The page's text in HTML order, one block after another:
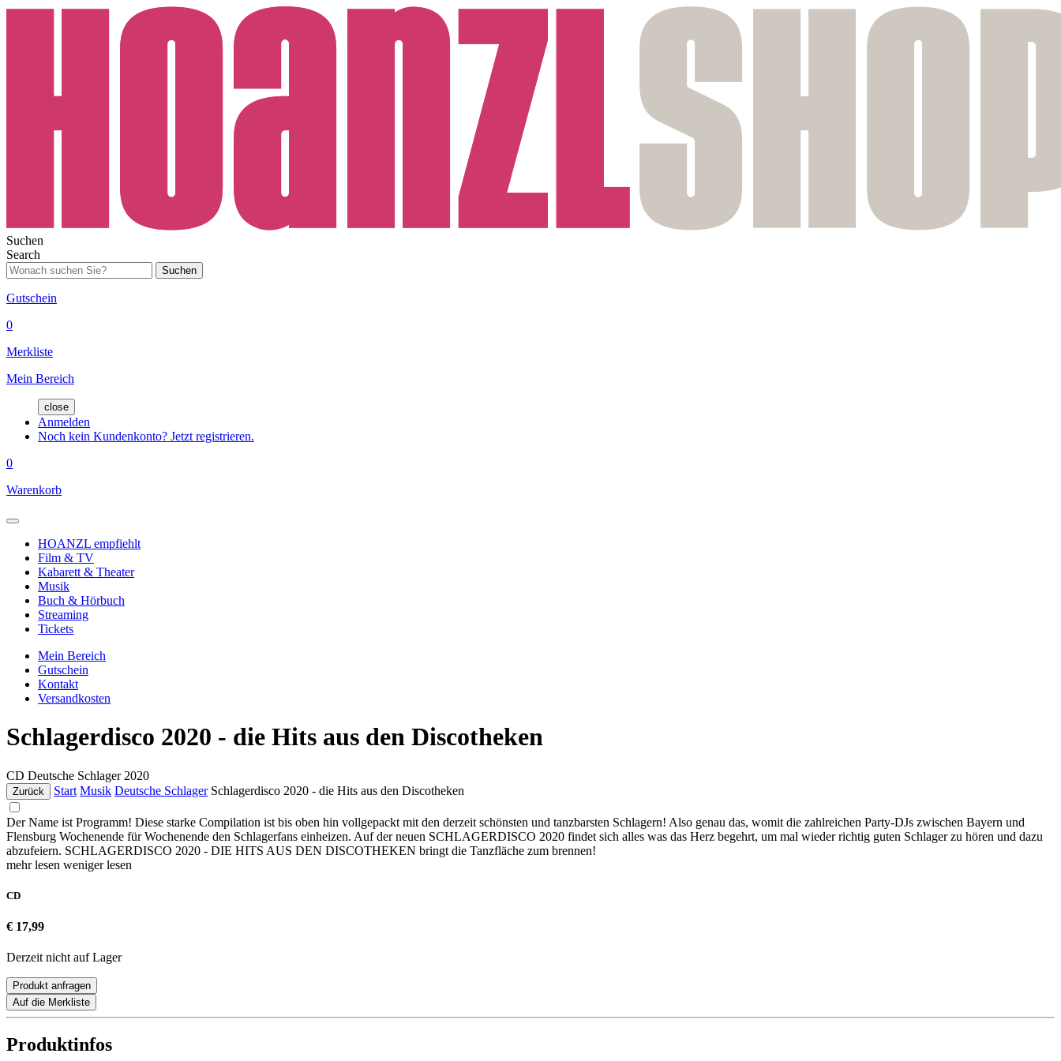
Suchen
Search
Suchen
Gutschein
0
Merkliste
Mein Bereich
close
Anmelden
Noch kein Kundenkonto? Jetzt registrieren.
0
Warenkorb
HOANZL empfiehlt
Film & TV
Kabarett & Theater
Musik
Buch & Hörbuch
Streaming
Tickets
Mein Bereich
Gutschein
Kontakt
Versandkosten
Schlagerdisco 2020 - die Hits aus den Discotheken
CD Deutsche Schlager 2020
Zurück Start Musik Deutsche Schlager Schlagerdisco 2020 - die Hits aus den Discotheken
Der Name ist Programm! Diese starke Compilation ist bis oben hin vollgepackt mit den derzeit schönsten und tanzbarsten Schlagern! Also genau das, womit die zahlreichen Party-DJs zwischen Bayern und
Flensburg Wochenende für Wochenende den Schlagerfans einheizen. Auf der neuen SCHLAGERDISCO 2020 findet sich alles was das Herz begehrt, um mal wieder richtig guten Schlager zu hören und dazu
abzufeiern. SCHLAGERDISCO 2020 - DIE HITS AUS DEN DISCOTHEKEN bringt die Tanzfläche zum brennen!
mehr lesen weniger lesen
CD
€ 17,99
Derzeit nicht auf Lager
Produkt anfragen
Auf die Merkliste
Produktinfos